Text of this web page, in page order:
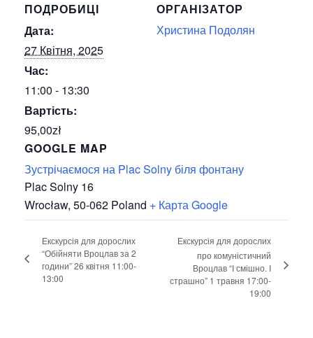
ПОДРОБИЦІ
Дата:
27 Квітня, 2025
Час:
11:00 - 13:30
Вартість:
95,00zł
GOOGLE MAP
Зустрічаємося на Plac Solny біля фонтану
Plac Solny 16
Wrocław, 50-062 Poland + Карта Google
ОРГАНІЗАТОР
Христина Подолян
Екскурсія для дорослих
“Обійняти Вроцлав за 2
години” 26 квітня 11:00-
13:00
Екскурсія для дорослих
про комуністичний
Вроцлав “І смішно. І
страшно” 1 травня 17:00-
19:00